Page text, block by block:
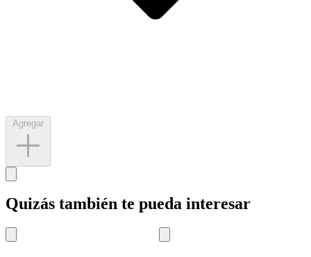
Quizás también te pueda interesar